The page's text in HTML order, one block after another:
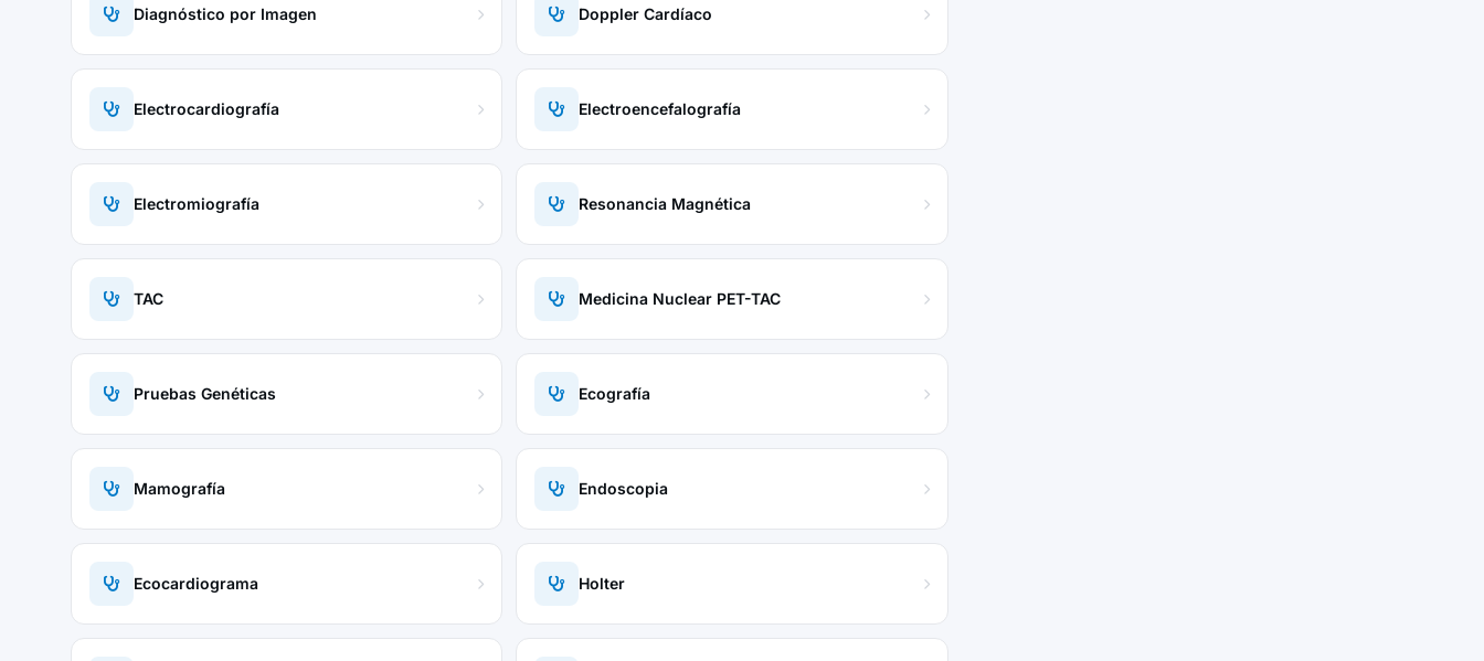
Diagnóstico por Imagen Doppler Cardíaco
Electrocardiografía Electroencefalografía
Electromiografía Resonancia Magnética
TAC Medicina Nuclear PET-TAC
Pruebas Genéticas Ecografía
Mamografía Endoscopia
Ecocardiograma Holter